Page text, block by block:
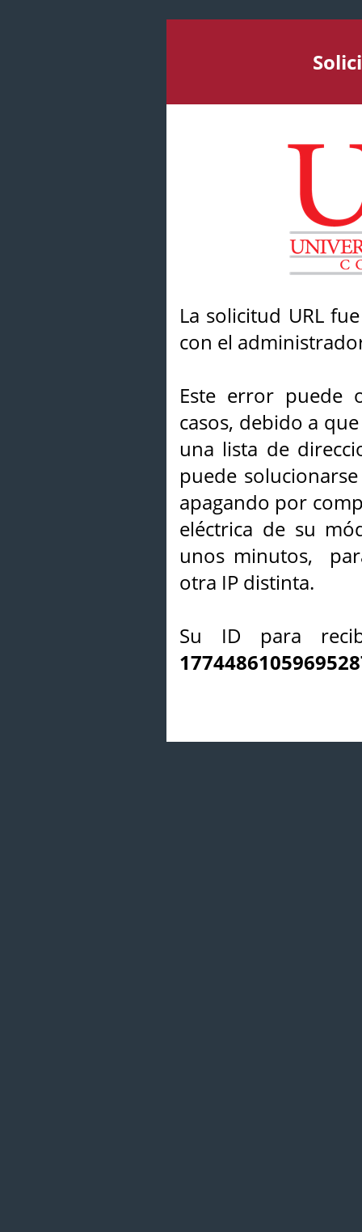
La solicitud URL
con el
Este error puede
casos, debido a
una lista de
puede
apagando por
eléctrica de su
unos minutos,
otra IP distinta.
Su ID para